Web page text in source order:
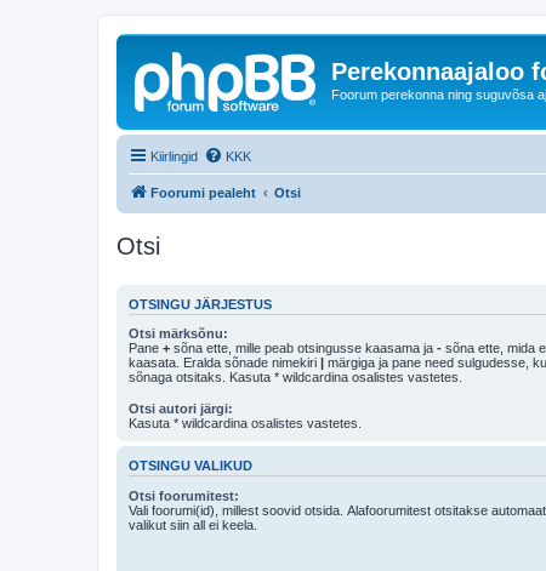
Perekonnaajaloo
Foorum perekonna ning suguvõsa
Kiirlingid KKK
Foorumi pealeht Otsi
Otsi
OTSINGU JÄRJESTUS
Otsi märksõnu:
Pane + sõna ette, mille peab otsingusse kaasama ja - sõna ette, mida
kaasata. Eralda sõnade nimekiri | märgiga ja pane need sulgudesse, kui soovid, et ainult
sõnaga otsitaks. Kasuta * wildcardina osalistes vastetes.
Otsi autori järgi:
Kasuta * wildcardina osalistes vastetes.
OTSINGU VALIKUD
Otsi foorumitest:
Vali foorumi(id), millest soovid otsida. Alafoorumitest otsitakse
valikut siin all ei keela.